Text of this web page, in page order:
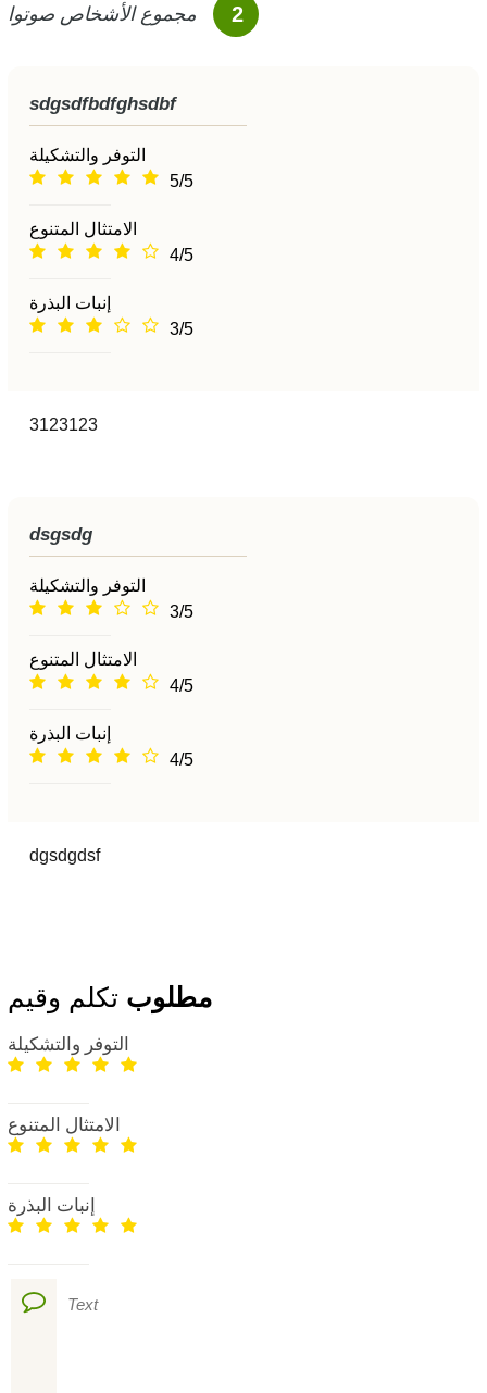
2
sdgsdfbdfghsdbf
التوفر والتشكيلة
5/5
الامتثال المتنوع
4/5
إنبات البذرة
3/5
3123123
dsgsdg
التوفر والتشكيلة
3/5
الامتثال المتنوع
4/5
إنبات البذرة
4/5
dgsdgdsf
مطلوب تكلم وقيم
التوفر والتشكيلة
الامتثال المتنوع
إنبات البذرة